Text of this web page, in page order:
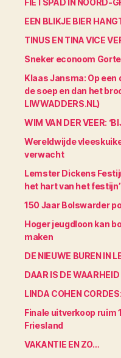
EEN BLIKJE BIER
TINUS EN TINA VICE
Sneker econoom
Klaas Jansma: Op een
de soep en dan het
LIWWADDERS.NL)
WIM VAN DER VEER:
Wereldwijde
verwacht
Lemster Dickens
het hart van het festijn’
150 Jaar Bolswarder
Hoger jeugdloon kan
maken
DE NIEUWE BUREN IN
DAAR IS DE WAARHEID
LINDA COHEN
Finale uitverkoop
Friesland
VAKANTIE EN ZO…